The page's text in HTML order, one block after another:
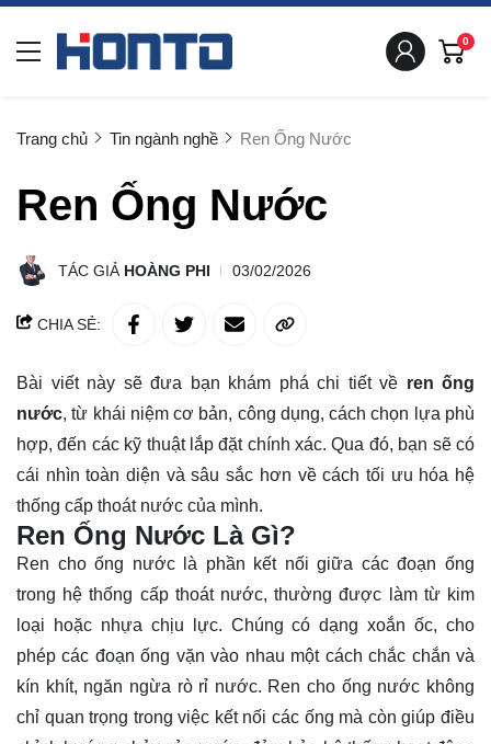
0
Trang chủ Tin ngành nghề Ren Ống Nước
Ren Ống Nước
TÁC GIẢ HOÀNG PHI 03/02/2026
CHIA SẺ:
Bài viết này sẽ đưa bạn khám phá chi tiết về ren ống
nước, từ khái niệm cơ bản, công dụng, cách chọn lựa phù
hợp, đến các kỹ thuật lắp đặt chính xác. Qua đó, bạn sẽ có
cái nhìntoàn diện và sâu sắc hơn về cách tối ưu hóa hệ
thống cấp thoát nước của mình.
Ren Ống Nước Là Gì?
Ren cho ống nước là phần kết nối giữa các đoạn ống
trong hệ thống cấp thoát nước, thường được làm từ kim
loại hoặc nhựa chịu lực. Chúng có dạng xoắn ốc, cho
phép các đoạn ống vặn vào nhau một cách chắc chắn và
kín khít, ngăn ngừa rò rỉ nước. Ren cho ống nước không
chỉ quan trọng trong việc kết nối các ống mà còn giúp điều